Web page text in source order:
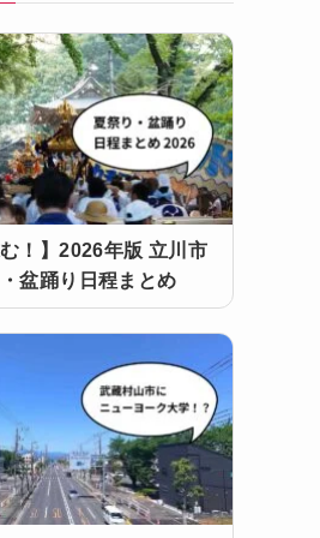
む！】2026年版 立川市
盆踊り日程まとめ